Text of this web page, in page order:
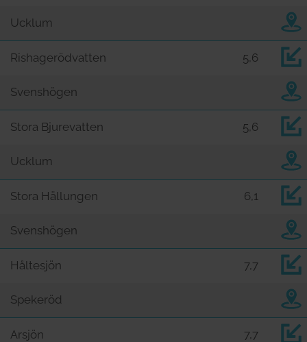
Ucklum
Rishagerödvatten 5,6
Svenshögen
Stora Bjurevatten 5,6
Ucklum
Stora Hällungen 6,1
Svenshögen
Håltesjön 7,7
Spekeröd
Arsjön 7,7